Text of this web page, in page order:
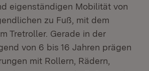
eigenständigen Mobilität von
zu Fuß, mit dem
Tretroller. Gerade in der
von 6 bis 16 Jahren prägen
mit Rollern, Rädern,